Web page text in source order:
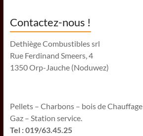
Contactez-nous !
Dethiège Combustibles srl
Rue Ferdinand Smeers, 4
1350 Orp-Jauche (Noduwez)
Pellets – Charbons – bois de Chauffage
Gaz – Station service.
Tel : 019/63.45.25